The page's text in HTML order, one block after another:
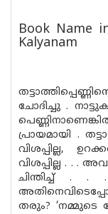
Book Name
Kalyanam
ചോദിച്ചു .
പ്രായമായി .
വിശപ്പില്ല,
വിശപ്പില്ല . . .
ചിന്തിച്ച്
തരും? ‘നമ്മുടെ